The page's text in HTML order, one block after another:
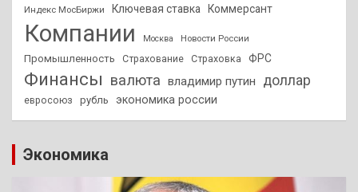
Индекс МосБиржи Ключевая ставка Коммерсант
Компании Москва Новости России
Промышленность Страхование Страховка ФРС
Финансы валюта владимир путин доллар
евросоюз рубль экономика россии
Экономика